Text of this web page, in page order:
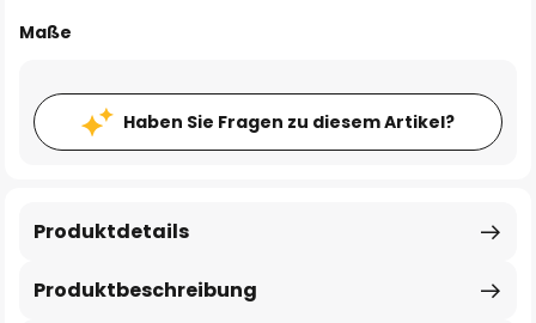
Maße
Haben Sie Fragen zu diesem Artikel?
Produktbeschreibung
Produktdetails